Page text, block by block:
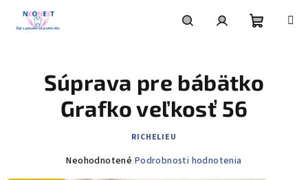
obsah
košík
Súprava pre bábätko
Grafko veľkosť 56
RICHELIEU
Priemerné
Neohodnotené Podrobnosti hodnotenia